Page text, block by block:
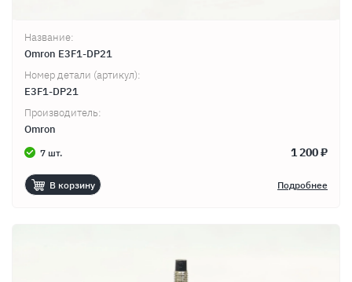
Название:
Omron E3F1-DP21
Номер детали (артикул):
E3F1-DP21
Производитель:
Omron
7 шт. 1 200 ₽
В корзину Подробнее